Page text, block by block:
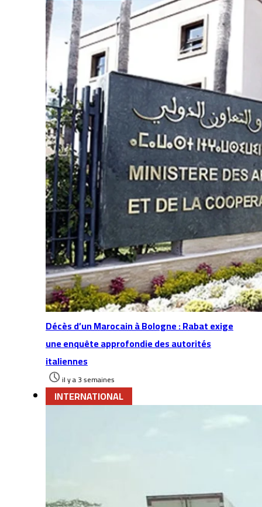
Décès d’un Marocain à Bologne : Rabat exige
une enquête approfondie des autorités
italiennes
il y a 3 semaines
INTERNATIONAL